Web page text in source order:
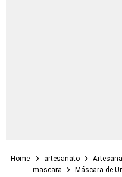
Home artesanato
mascara
Máscara de